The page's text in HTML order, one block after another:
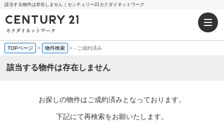
該当する物件は存在しません｜センチュリー21カクダイネットワーク
TOPページ > 物件検索 >- ご成約済み
該当する物件は存在しません
お探しの物件はご成約済みとなっております。
下記にて再検索をお願いたします。